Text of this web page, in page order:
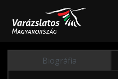
Biográfia